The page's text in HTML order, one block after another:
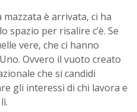
è arrivata, ci ha
spazio per risalire c’è. Se
vere, che ci hanno
Ovvero il vuoto creato
che si candidi
gli interessi di chi lavora e